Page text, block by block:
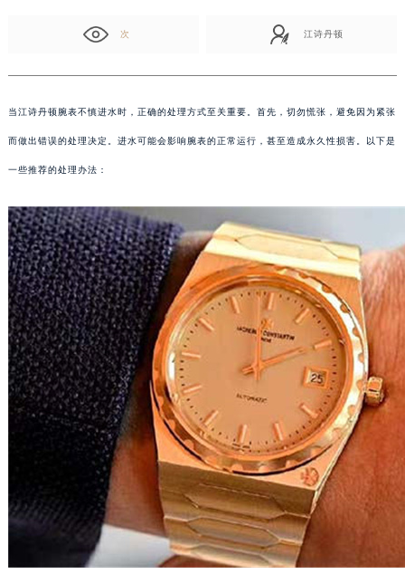
次 江诗丹顿
当江诗丹顿腕表不慎进水时，正确的处理方式至关重要。首先，切勿慌张，避免因为紧张
而做出错误的处理决定。进水可能会影响腕表的正常运行，甚至造成永久性损害。以下是
一些推荐的处理办法：